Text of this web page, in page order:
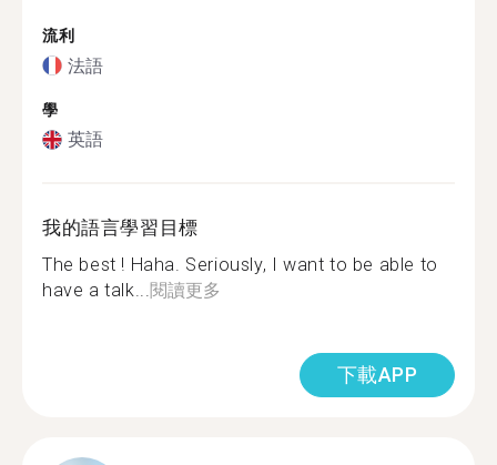
流利
法語
學
英語
我的語言學習目標
The best ! Haha. Seriously, I want to be able to
have a talk...閱讀更多
下載APP